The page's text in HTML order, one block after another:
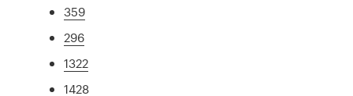
359
296
1322
1428